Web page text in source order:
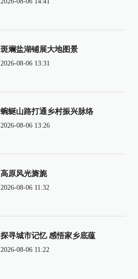
斑斓盐湖铺展大地图景
2026-08-06 13:31
蜿蜒山路打通乡村振兴脉络
2026-08-06 13:26
高原风光旖旎
2026-08-06 11:32
探寻城市记忆 感悟家乡底蕴
2026-08-06 11:22